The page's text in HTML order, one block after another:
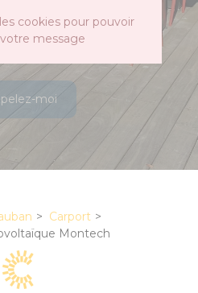
cookies pour pouvoir
message
moi
Carport
Montech